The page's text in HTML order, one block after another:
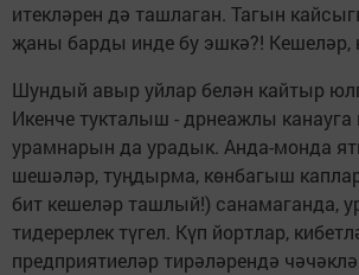
итекләрен дә ташлаган. Тагын
җаны барды инде бу эшкә?! Кешеләр,
Шундый авыр уйлар белән кайтыр
Икенче тукталыш - дрнеажлы
урамнарын да урадык. Анда-монда
шешәләр, туңдырма, көнбагыш
бит кешеләр ташлый!) санамаганда,
тидерерлек түгел. Күп йортлар,
предприятиеләр тирәләрендә